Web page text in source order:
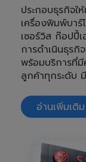
ประกอบธุรกิจให้
เครื่องพิมพ์บาร์
เซอร์วิส ก๊อปปี้
การดำเนินธุร
พร้อมบริการที่
ลูกค้าทุกระดับ
อ่านเพิ่มเติ